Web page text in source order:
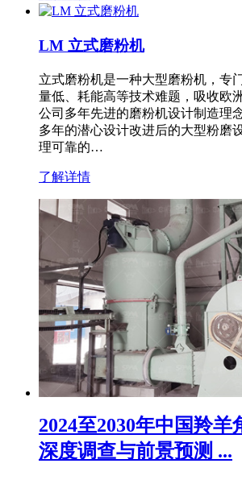
LM 立式磨粉机
立式磨粉机是一种大型磨粉机，专
量低、耗能高等技术难题，吸收欧
公司多年先进的磨粉机设计制造理
多年的潜心设计改进后的大型粉磨
理可靠的…
了解详情
2024至2030年中国羚羊
深度调查与前景预测 ...